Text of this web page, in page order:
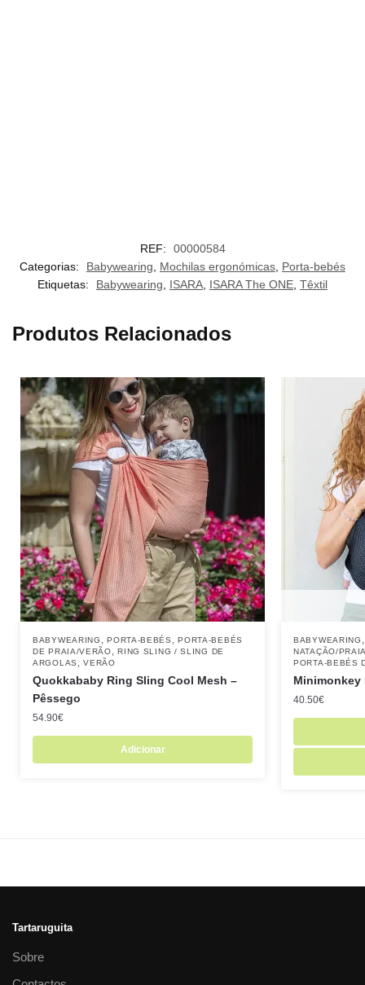
REF:
00000584
Categorias:
Babywearing Mochilas ergonómicas Porta-bebés
Etiquetas:
Babywearing ISARA ISARA The ONE Têxtil
Produtos Relacionados
BABYWEARING ,PORTA-BEBÉS ,PORTA-BEBÉS
DE PRAIA/VERÃO
,RING SLING / SLING DE
ARGOLAS
,VERÃO
Quokkababy Ring Sling Cool Mesh –
Pêssego
54.90€
Adicionar
BABYWEARING
NATAÇÃO/
PORTA-BEBÉS
Minimonkey
40.50€
Tartaruguita
Sobre